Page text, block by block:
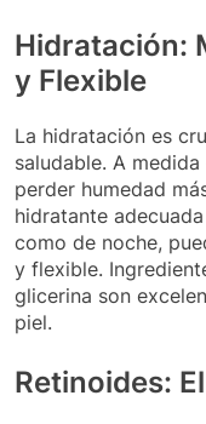
Hidratación:
y Flexible
La hidratación es
saludable. A
perder humedad
hidratante
como de noche,
y flexible.
glicerina son
piel.
Retinoides: